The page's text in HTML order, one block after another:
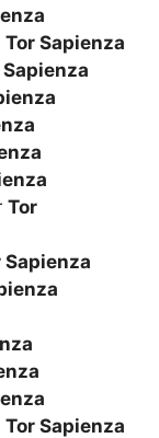
Tor Sapienza
Sapienza
Tor
Sapienza
Tor Sapienza